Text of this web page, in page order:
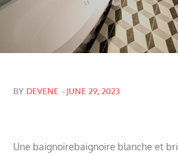
BY DEVENE Posted
JUNE 29, 2023
Une baignoirebaignoire blanche et